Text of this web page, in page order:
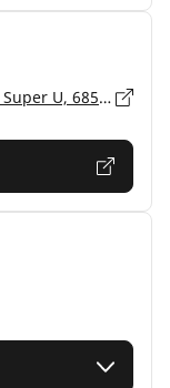
2 rue du Pont d'Aspach en face station Super U, 68520 BURNHAUPT LE HAUT